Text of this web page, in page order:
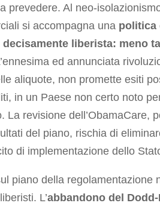
prevedere. Al neo-
si accompagna una politica
decisamente liberista: meno
ed annunciata
aliquote, non promette esiti
in un Paese non certo noto
La revisione dell’ObamaCare,
del piano, rischia di
di implementazione dello
piano della regolamentazione
L’abbandono del